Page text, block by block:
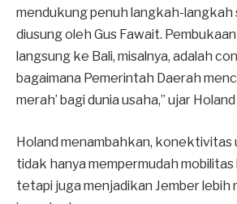
mendukung penuh langkah-
diusung oleh Gus Fawait.
langsung ke Bali, misalnya, adalah
bagaimana Pemerintah Daerah
merah’ bagi dunia usaha,” ujar
Holand menambahkan, konektivitas
tidak hanya mempermudah mobilitas
tetapi juga menjadikan Jember lebih